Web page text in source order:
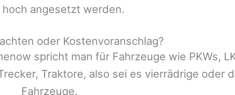
angesetzt werden.
oder Kostenvoranschlag?
spricht man für Fahrzeuge wie PKWs,
Traktore, also sei es vierrädrige oder
Fahrzeuge.